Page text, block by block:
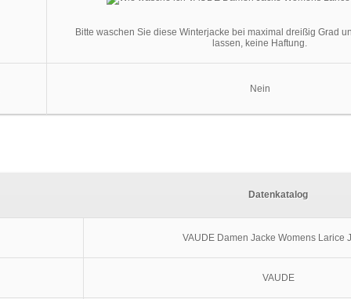
Bitte waschen Sie diese Winterjacke bei maximal dreißig Grad
lassen, keine Haftung.
Nein
Datenkatalog
VAUDE Damen Jacke Womens Larice
VAUDE